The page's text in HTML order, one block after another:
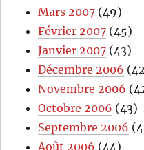
Mars 2007 (49)
Février 2007 (45)
Janvier 2007 (43)
Décembre 2006
Novembre 2006
Octobre 2006 (43)
Septembre 2006
Août 2006 (44)